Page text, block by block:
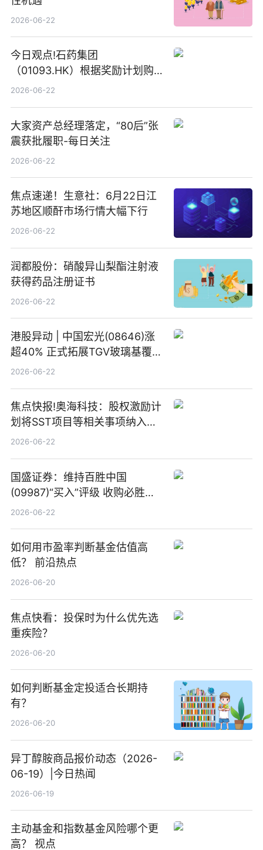
2026-06-22
今日观点!石药集团
（01093.HK）根据奖励计划购
回580万股
2026-06-22
大家资产总经理落定，“80后”张
震获批履职-每日关注
2026-06-22
焦点速递！生意社：6月22日江
苏地区顺酐市场行情大幅下行
2026-06-22
润都股份：硝酸异山梨酯注射液
获得药品注册证书
2026-06-22
港股异动 | 中国宏光(08646)涨
超40% 正式拓展TGV玻璃基覆铜
板新材料业务
2026-06-22
焦点快报!奥海科技：股权激励计
划将SST项目等相关事项纳入专
项业务发展考核指标
2026-06-22
国盛证券：维持百胜中国
(09987)“买入”评级 收购必胜客
中国增厚利润加速成长 信息
2026-06-22
如何用市盈率判断基金估值高
低？ 前沿热点
2026-06-20
焦点快看：投保时为什么优先选
重疾险？
2026-06-20
如何判断基金定投适合长期持
有？
2026-06-20
异丁醇胺商品报价动态（2026-
06-19）|今日热闻
2026-06-19
主动基金和指数基金风险哪个更
高？ 视点